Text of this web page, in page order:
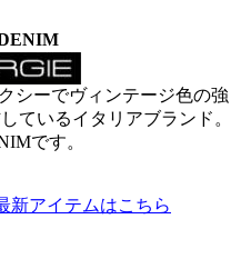
シーでヴィンテージ色の強
ているイタリアブランド。
です。
新アイテムはこちら